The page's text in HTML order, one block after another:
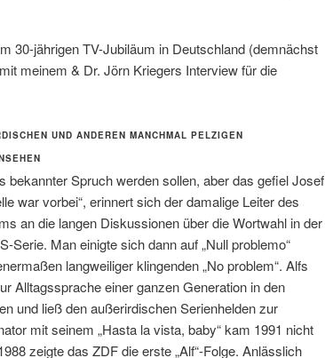
30-jährigen TV-Jubiläum in Deutschland (demnächst
meinem & Dr. Jörn Kriegers Interview für die
UND ANDEREN MANCHMAL PELZIGEN L
bekannter Spruch werden sollen, aber das gefiel Josef
war vorbei“, erinnert sich der damalige Leiter des
an die langen Diskussionen über die Wortwahl in der
Serie. Man einigte sich dann auf „Null problemo“
langweiliger klingenden „No problem“. Alfs
Alltagssprache einer ganzen Generation in den
und ließ den außerirdischen Serienhelden zur
mit seinem „Hasta la vista, baby“ kam 1991 nicht
zeigte das ZDF die erste „Alf“-Folge. Anlässlich